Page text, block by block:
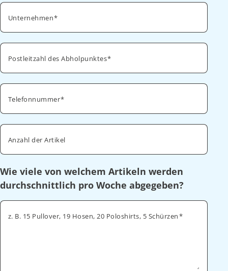
Unternehmen
Postleitzahl des Abholpunktes
Telefonnummer
Anzahl der Artikel
Wie viele von welchem Artikeln werden
durchschnittlich pro Woche abgegeben?
z. B. 15 Pullover, 19 Hosen, 20 Poloshirts, 5 Schürzen